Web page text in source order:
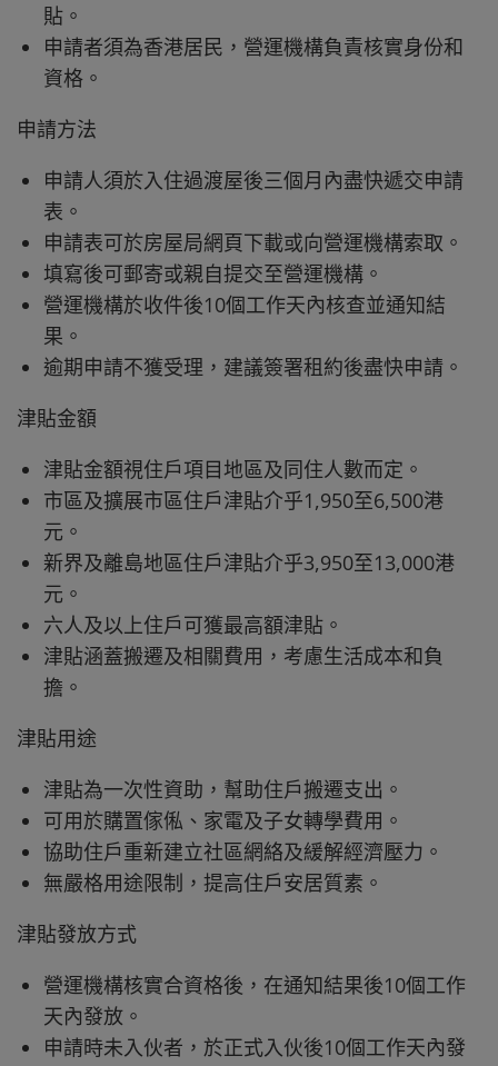
貼。
申請者須為香港居民，營運機構負責核實身份和
資格。
申請方法
申請人須於入住過渡屋後三個月內盡快遞交申請
表。
申請表可於房屋局網頁下載或向營運機構索取。
填寫後可郵寄或親自提交至營運機構。
營運機構於收件後10個工作天內核查並通知結
果。
逾期申請不獲受理，建議簽署租約後盡快申請。
津貼金額
津貼金額視住戶項目地區及同住人數而定。
市區及擴展市區住戶津貼介乎1,950至6,500港
元。
新界及離島地區住戶津貼介乎3,950至13,000港
元。
六人及以上住戶可獲最高額津貼。
津貼涵蓋搬遷及相關費用，考慮生活成本和負
擔。
津貼用途
津貼為一次性資助，幫助住戶搬遷支出。
可用於購置傢俬、家電及子女轉學費用。
協助住戶重新建立社區網絡及緩解經濟壓力。
無嚴格用途限制，提高住戶安居質素。
津貼發放方式
營運機構核實合資格後，在通知結果後10個工作
天內發放。
申請時未入伙者，於正式入伙後10個工作天內發